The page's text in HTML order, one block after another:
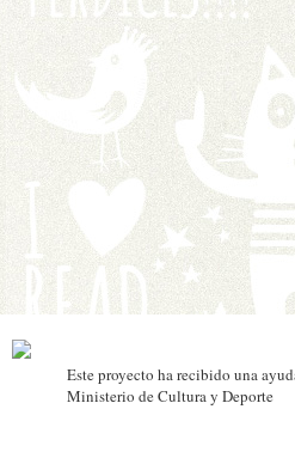
Este proyecto ha recibido una
Ministerio de Cultura y Deporte